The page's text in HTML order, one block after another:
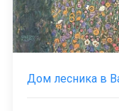
Дом лесника в